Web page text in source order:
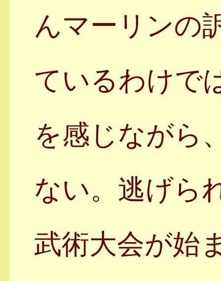
んマーリンの
ているわけで
を感じながら
ない。逃げら
武術大会が始